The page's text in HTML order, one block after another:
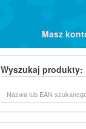
Masz
Wyszukaj produkty: